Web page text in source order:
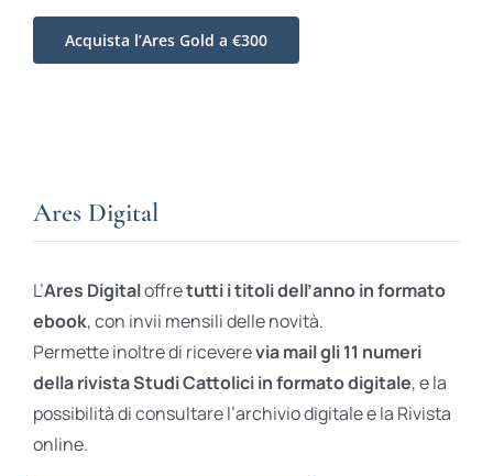
Acquista l’Ares Gold a €300
Ares Digital
L’Ares Digitaloffretutti i titoli dell’anno in formato
ebook, con invii mensili delle novità.
Permette inoltre di riceverevia mail gli 11 numeri
della rivista Studi Cattolici in formato digitale, e la
possibilità di consultare l’archivio digitale e la Rivista
online.